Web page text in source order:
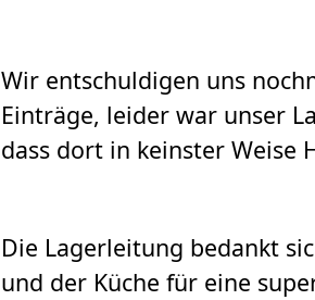
Wir entschuldigen uns
Einträge, leider war unser
dass dort in keinster Weise
Die Lagerleitung bedankt
und der Küche für eine